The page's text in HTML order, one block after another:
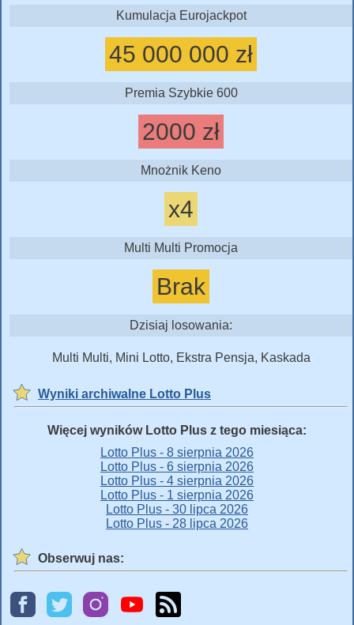
Kumulacja Eurojackpot
45 000 000 zł
Premia Szybkie 600
2000 zł
Mnożnik Keno
x4
Multi Multi Promocja
Brak
Dzisiaj losowania:
Multi Multi, Mini Lotto, Ekstra Pensja, Kaskada
Wyniki archiwalne Lotto Plus
Więcej wyników Lotto Plus z tego miesiąca:
Lotto Plus - 8 sierpnia 2026
Lotto Plus - 6 sierpnia 2026
Lotto Plus - 4 sierpnia 2026
Lotto Plus - 1 sierpnia 2026
Lotto Plus - 30 lipca 2026
Lotto Plus - 28 lipca 2026
Obserwuj nas: